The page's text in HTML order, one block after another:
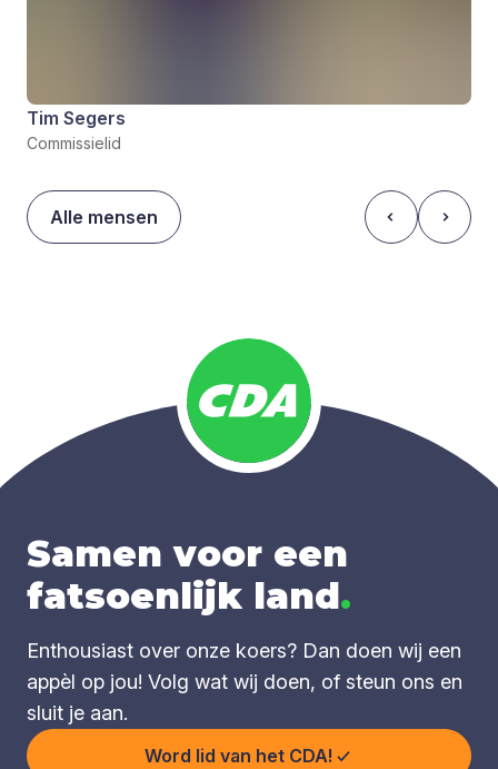
Tim Segers
Commissielid
Alle mensen
Samen voor een
fatsoenlijk land.
Enthousiast over onze koers? Dan doen wij een
appèl op jou! Volg wat wij doen, of steun ons en
sluit je aan.
Word lid van het CDA!